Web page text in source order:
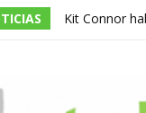
Kit Connor